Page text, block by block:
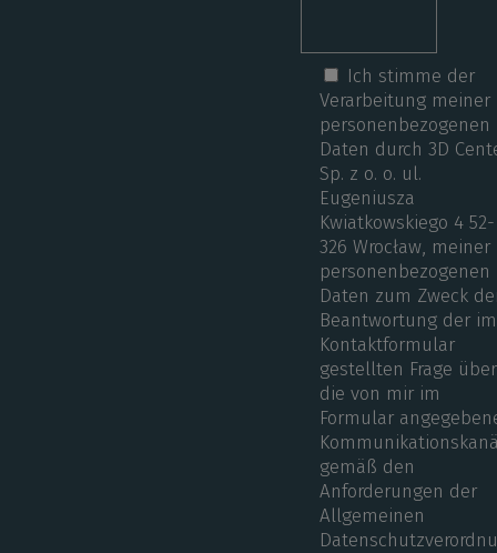
Ich stimme der
Verarbeitung meiner
personenbezogenen
Daten durch 3D
Sp. z o. o. ul.
Eugeniusza
Kwiatkowskiego 4 52-
326 Wrocław, meiner
personenbezogenen
Daten zum Zweck
Beantwortung der im
Kontaktformular
gestellten Frage über
die von mir im
Formular
gemäß den
Anforderungen der
Allgemeinen